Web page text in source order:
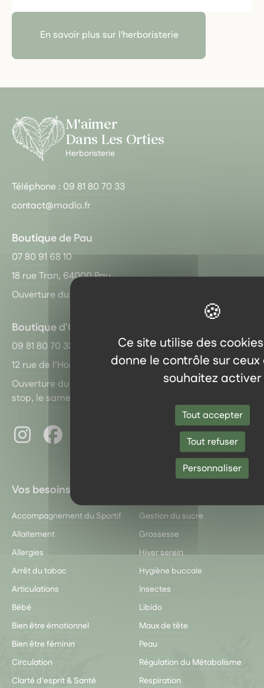
Ce site utilise des
donne le contrôle sur ceux
souhaitez activer
Tout accepter
Tout refuser
Personnaliser
En savoir plus sur l'herboristerie
M'aimer
Dans Les Orties
Herboristerie
Téléphone : 09 81 80 70 33
contact@madlo.fr
Boutique de Pau
07 80 91 68 10
18 rue Tran, 64000 Pau
Ouverture du mardi au samedi de 10 h à 19 h non stop !
Boutique d'Orthez
09 81 80 70 33
12 rue de l’Horloge, 64300 Orthez
Ouverture du mardi au vendredi de 10 h à 18 h non
stop, le samedi de 10 h à 13 h
InstagramFacebook LinkedIn
Vos besoins
Accompagnement du Sportif
Allaitement
Allergies
Arrêt du tabac
Articulations
Bébé
Bien être émotionnel
Bien être féminin
Circulation
Clarté d'esprit & Santé
Gestion du sucre
Grossesse
Hiver serein
Hygiène buccale
Insectes
Libido
Maux de tête
Peau
Régulation du Métabolisme
Respiration